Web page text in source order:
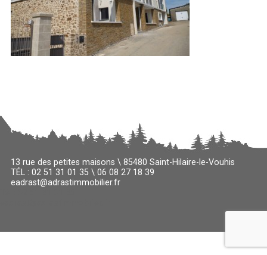
13 rue des petites maisons \ 85480 Saint-Hilaire-le-Vouhis
TÉL : 02 51 31 01 35 \ 06 08 27 18 39
eadrast@adrastimmobilier.fr